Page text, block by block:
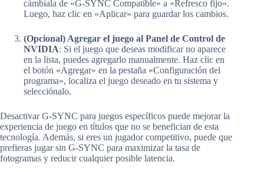
cámbiala de «G-SYNC Compatible» a «Refresco fijo».
Luego, haz clic en «Aplicar» para guardar los cambios.
(Opcional) Agregar el juego al Panel de Control de
NVIDIA: Si el juego que deseas modificar no aparece
en la lista, puedes agregarlo manualmente. Haz clic en
el botón «Agregar» en la pestaña «Configuración del
programa», localiza el juego deseado en tu sistema y
selecciónalo.
Desactivar G-SYNC para juegos específicos puede mejorar la
experiencia de juego en títulos que no se benefician de esta
tecnología. Además, si eres un jugador competitivo, puede que
prefieras jugar sin G-SYNC para maximizar la tasa de
fotogramas y reducir cualquier posible latencia.